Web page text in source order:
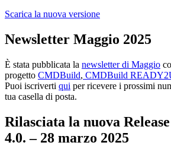
Scarica la nuova versione
Newsletter Maggio 2025
È stata pubblicata la newsletter di Maggio
progetto CMDBuild, CMDBuild
Puoi iscriverti qui per ricevere i prossimi
tua casella di posta.
Rilasciata la nuova
4.0.– 28 marzo 2025